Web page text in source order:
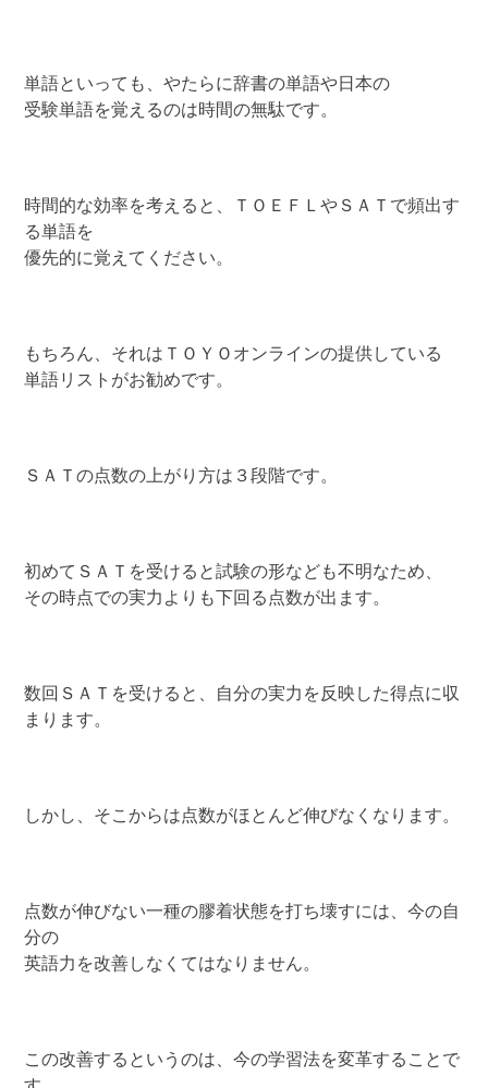
単語といっても、やたらに辞書の単語や日本の
受験単語を覚えるのは時間の無駄です。
時間的な効率を考えると、ＴＯＥＦＬやＳＡＴで頻出す
る単語を
優先的に覚えてください。
もちろん、それはＴＯＹＯオンラインの提供している
単語リストがお勧めです。
ＳＡＴの点数の上がり方は３段階です。
初めてＳＡＴを受けると試験の形なども不明なため、
その時点での実力よりも下回る点数が出ます。
数回ＳＡＴを受けると、自分の実力を反映した得点に収
まります。
しかし、そこからは点数がほとんど伸びなくなります。
点数が伸びない一種の膠着状態を打ち壊すには、今の自
分の
英語力を改善しなくてはなりません。
この改善するというのは、今の学習法を変革することで